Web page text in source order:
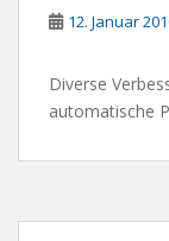
12. Januar
Diverse
automatische